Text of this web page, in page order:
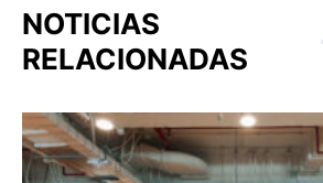
NOTICIAS
RELACIONADAS